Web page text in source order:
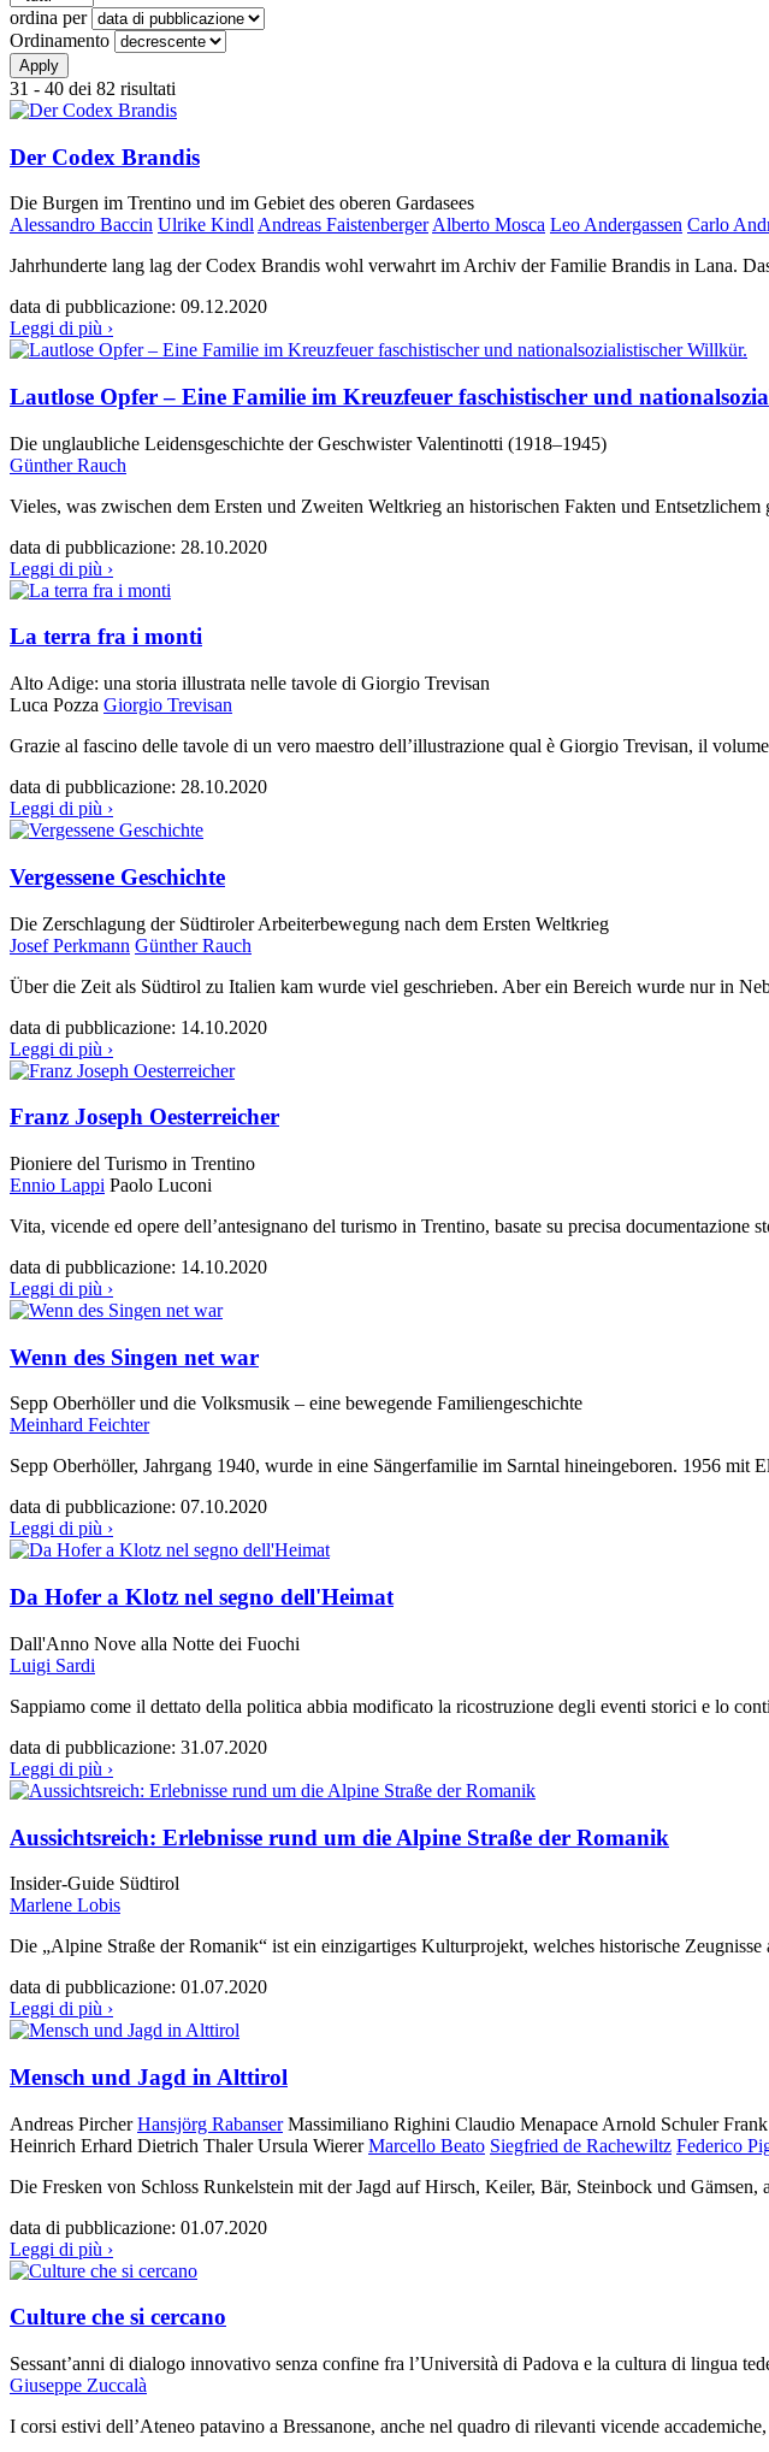
ordina per
Ordinamento
31 - 40 dei 82 risultati
Der Codex Brandis
Die Burgen im Trentino und im Gebiet des oberen Gardasees
Alessandro Baccin Ulrike Kindl Andreas Faistenberger Alberto Mosca Leo Andergassen Carlo
Jahrhunderte lang lag der Codex Brandis wohl verwahrt im Archiv der Familie Brandis in Lana.
data di pubblicazione: 09.12.2020
Leggi di più ›
Lautlose Opfer – Eine Familie im Kreuzfeuer faschistischer und
Die unglaubliche Leidensgeschichte der Geschwister Valentinotti (1918–1945)
Günther Rauch
Vieles, was zwischen dem Ersten und Zweiten Weltkrieg an historischen Fakten und
data di pubblicazione: 28.10.2020
Leggi di più ›
La terra fra i monti
Alto Adige: una storia illustrata nelle tavole di Giorgio Trevisan
Luca Pozza Giorgio Trevisan
Grazie al fascino delle tavole di un vero maestro dell’illustrazione qual è Giorgio Trevisan, il
data di pubblicazione: 28.10.2020
Leggi di più ›
Vergessene Geschichte
Die Zerschlagung der Südtiroler Arbeiterbewegung nach dem Ersten Weltkrieg
Josef Perkmann Günther Rauch
Über die Zeit als Südtirol zu Italien kam wurde viel geschrieben. Aber ein Bereich wurde nur in
data di pubblicazione: 14.10.2020
Leggi di più ›
Franz Joseph Oesterreicher
Pioniere del Turismo in Trentino
Ennio Lappi Paolo Luconi
Vita, vicende ed opere dell’antesignano del turismo in Trentino, basate su precisa
data di pubblicazione: 14.10.2020
Leggi di più ›
Wenn des Singen net war
Sepp Oberhöller und die Volksmusik – eine bewegende Familiengeschichte
Meinhard Feichter
Sepp Oberhöller, Jahrgang 1940, wurde in eine Sängerfamilie im Sarntal hineingeboren. 1956 mit
data di pubblicazione: 07.10.2020
Leggi di più ›
Da Hofer a Klotz nel segno dell'Heimat
Dall'Anno Nove alla Notte dei Fuochi
Luigi Sardi
Sappiamo come il dettato della politica abbia modificato la ricostruzione degli eventi storici e lo
data di pubblicazione: 31.07.2020
Leggi di più ›
Aussichtsreich: Erlebnisse rund um die Alpine Straße der Romanik
Insider-Guide Südtirol
Marlene Lobis
Die „Alpine Straße der Romanik“ ist ein einzigartiges Kulturprojekt, welches historische
data di pubblicazione: 01.07.2020
Leggi di più ›
Mensch und Jagd in Alttirol
Andreas Pircher Hansjörg Rabanser Massimiliano Righini Claudio Menapace Arnold Schuler
Heinrich Erhard Dietrich Thaler Ursula Wierer Marcello Beato Siegfried de Rachewiltz Federico
Die Fresken von Schloss Runkelstein mit der Jagd auf Hirsch, Keiler, Bär, Steinbock und
data di pubblicazione: 01.07.2020
Leggi di più ›
Culture che si cercano
Sessant’anni di dialogo innovativo senza confine fra l’Università di Padova e la cultura di lingua
Giuseppe Zuccalà
I corsi estivi dell’Ateneo patavino a Bressanone, anche nel quadro di rilevanti vicende